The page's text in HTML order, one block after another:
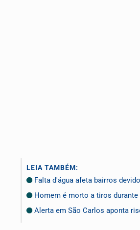
LEIA TAMBÉM:
Falta d'água afeta bairros
Homem é morto a tiros durante
Alerta em São Carlos aponta